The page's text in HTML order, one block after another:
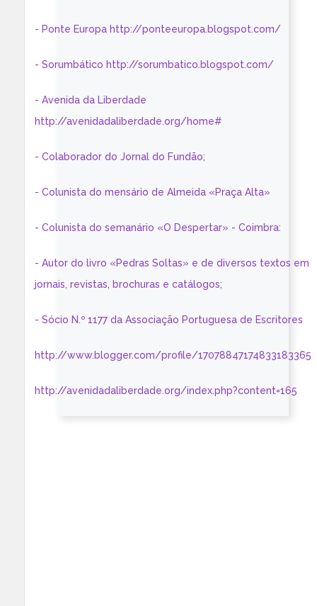
- Ponte Europa http://ponteeuropa.blogspot.com/
- Sorumbático http://sorumbatico.blogspot.com/
- Avenida da Liberdade
http://avenidadaliberdade.org/home#
- Colaborador do Jornal do Fundão;
- Colunista do mensário de Almeida «Praça Alta»
- Colunista do semanário «O Despertar» - Coimbra:
- Autor do livro «Pedras Soltas» e de diversos textos em
jornais, revistas, brochuras e catálogos;
- Sócio N.º 1177 da Associação Portuguesa de Escritores
http://www.blogger.com/profile/17078847174833183365
http://avenidadaliberdade.org/index.php?content=165